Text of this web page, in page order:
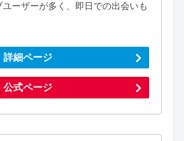
ーザーが多く、即日での出会いも
詳細ページ
公式ページ